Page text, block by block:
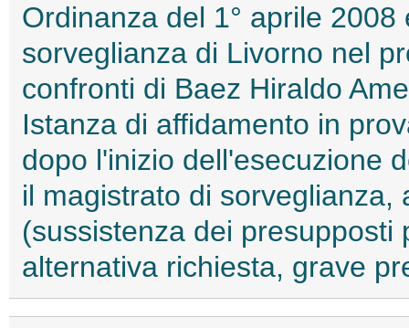
Ordinanza del 1° aprile
sorveglianza di Livorno nel
confronti di Baez Hiraldo
Istanza di affidamento in
dopo l'inizio dell'esecuzione
il magistrato di sorveglianza,
(sussistenza dei
alternativa richiesta, grave